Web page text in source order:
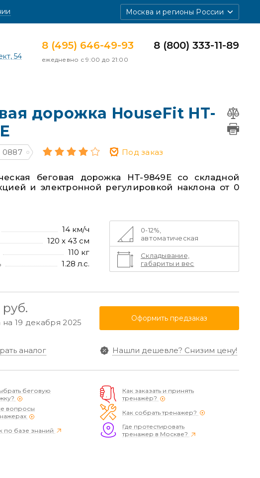
Москва и регионы России
54
8 (495) 646-49-93
ежедневно с 9:00 до 21:00
8 (800) 333-11-89
дорожка HouseFit HT-
0887 Под заказ
беговая дорожка HT-9849E со складной
и электронной регулировкой наклона от 0
14 км/ч
120 х 43 см
110 кг
1.28 л.с.
0-12%,
автоматическая
Складывание,
габариты и вес
руб.
на 19 декабря 2025 Оформить предзаказ
аналог Нашли дешевле? Снизим цену!
беговую
вопросы
по базе знаний
Как заказать и принять
тренажёр?
Как собрать тренажер?
Где протестировать
тренажер в Москве?